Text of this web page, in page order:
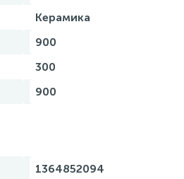
Керамика
900
300
900
1364852094
Системы контроля протечки воды